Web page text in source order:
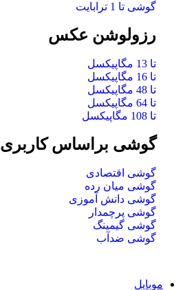
گوشی تا 1 ترابایت
رزولوشن عکس
تا 13 مگاپیکسل
تا 16 مگاپیکسل
تا 48 مگاپیکسل
تا 64 مگاپیکسل
تا 108 مگاپیکسل
گوشی براساس کاربری
گوشی اقتصادی
گوشی میان رده
گوشی دانش آموزی
گوشی پرچمدار
گوشی گیمینگ
گوشی ضدآب
موبایل